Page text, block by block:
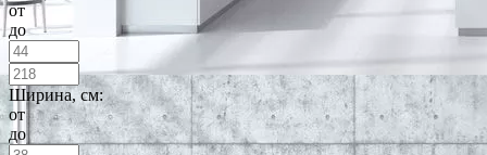
от
до
Ширина, см:
от
до